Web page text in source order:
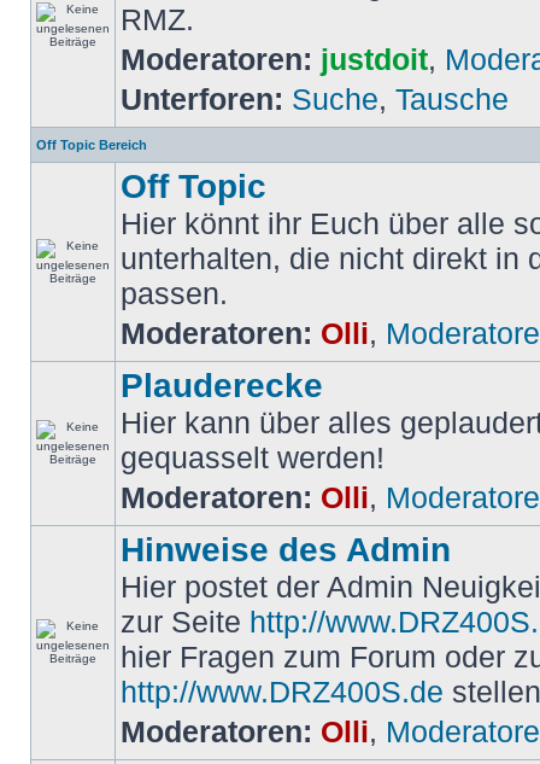
RMZ.
Moderatoren: justdoit,
Unterforen: Suche, Tausche
Off Topic Bereich
Off Topic
Hier könnt ihr Euch über alle
unterhalten, die nicht direkt in
passen.
Moderatoren: Olli,
Plauderecke
Hier kann über alles
gequasselt werden!
Moderatoren: Olli,
Hinweise des Admin
Hier postet der Admin
zur Seite http://
hier Fragen zum Forum oder
http://www.DRZ400S.de
Moderatoren: Olli,